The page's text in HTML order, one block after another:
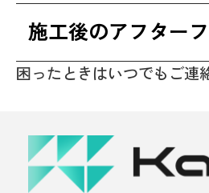
施工後のアフター
困ったときはいつでもご連